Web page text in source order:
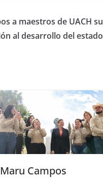
a maestros de UACH su
al desarrollo del estado
Maru Campos